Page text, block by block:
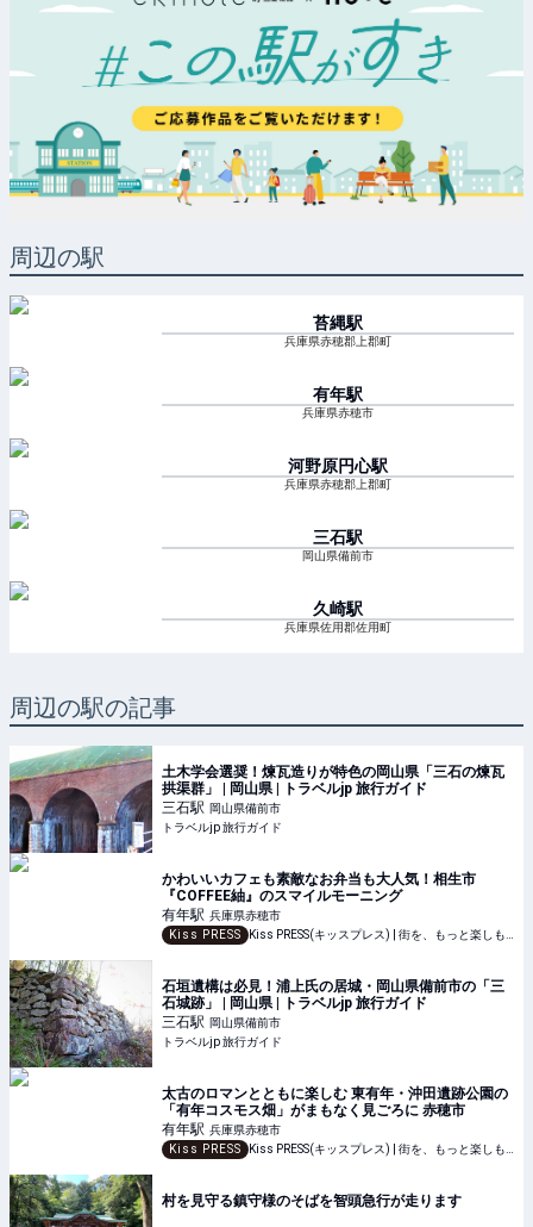
周辺の駅
苔縄駅
兵庫県赤穂郡上郡町
有年駅
兵庫県赤穂市
河野原円心駅
兵庫県赤穂郡上郡町
三石駅
岡山県備前市
久崎駅
兵庫県佐用郡佐用町
周辺の駅の記事
土木学会選奨！煉瓦造りが特色の岡山県「三石の煉瓦
拱渠群」 | 岡山県 | トラベルjp 旅行ガイド
三石駅 岡山県備前市
トラベルjp 旅行ガイド
かわいいカフェも素敵なお弁当も大人気！相生市
『COFFEE紬』のスマイルモーニング
有年駅 兵庫県赤穂市
Kiss PRESS
石垣遺構は必見！浦上氏の居城・岡山県備前市の「三
石城跡」 | 岡山県 | トラベルjp 旅行ガイド
三石駅 岡山県備前市
トラベルjp 旅行ガイド
太古のロマンとともに楽しむ 東有年・沖田遺跡公園の
「有年コスモス畑」がまもなく見ごろに 赤穂市
有年駅 兵庫県赤穂市
Kiss PRESS
村を見守る鎮守様のそばを智頭急行が走ります